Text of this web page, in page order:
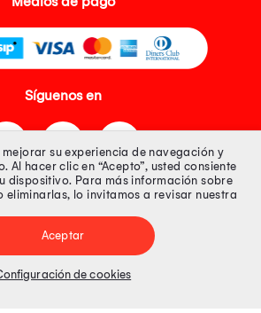
Síguenos en
100% Segura
R.U.C. Nº 20493020618. Todos los derechos
en www.oechsle.pe. Precios online publicados
su experiencia de navegación y
Al hacer clic en “Acepto”, usted consiente
dispositivo. Para más información sobre
eliminarlas, lo invitamos a revisar nuestra
Aceptar
de cookies